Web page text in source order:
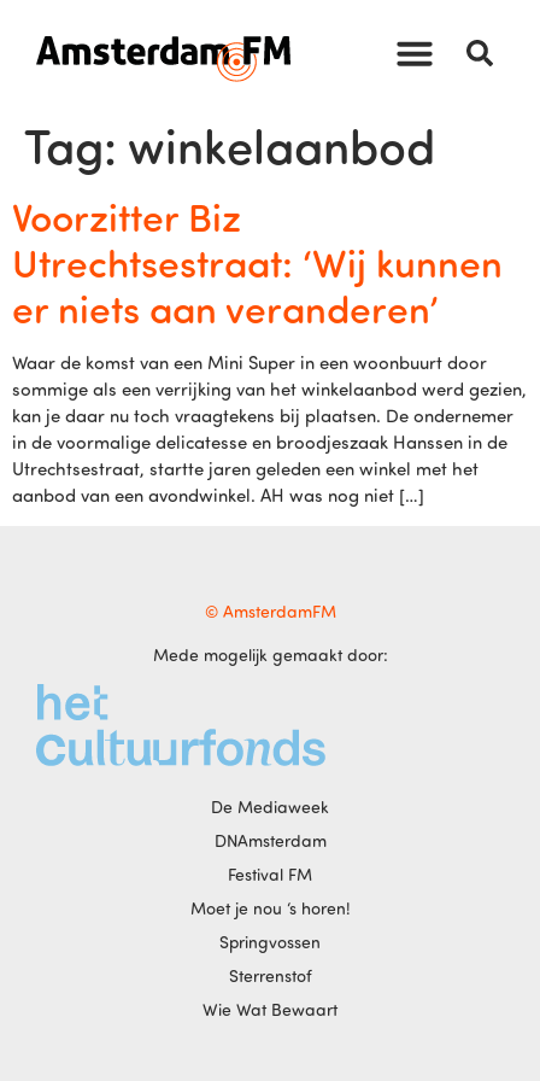
Tag: winkelaanbod
Voorzitter Biz
Utrechtsestraat: ‘Wij kunnen
er niets aan veranderen’
Waar de komst van een Mini Super in een woonbuurt door
sommige als een verrijking van het winkelaanbod werd gezien,
kan je daar nu toch vraagtekens bij plaatsen. De ondernemer
in de voormalige delicatesse en broodjeszaak Hanssen in de
Utrechtsestraat, startte jaren geleden een winkel met het
aanbod van een avondwinkel. AH was nog niet […]
© AmsterdamFM
Mede mogelijk gemaakt door:
De Mediaweek
DNAmsterdam
Festival FM
Moet je nou ‘s horen!
Springvossen
Sterrenstof
Wie Wat Bewaart